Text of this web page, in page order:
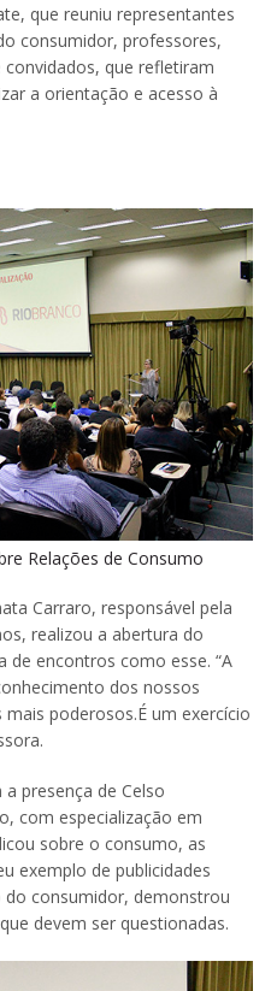
que reuniu representantes
consumidor, professores,
que refletiram
a orientação e acesso à
Relações de Consumo
Carraro, responsável pela
realizou a abertura do
de encontros como esse. “A
dos nossos
poderosos.É um exercício
presença de Celso
com especialização em
sobre o consumo, as
exemplo de publicidades
do consumidor, demonstrou
devem ser questionadas.